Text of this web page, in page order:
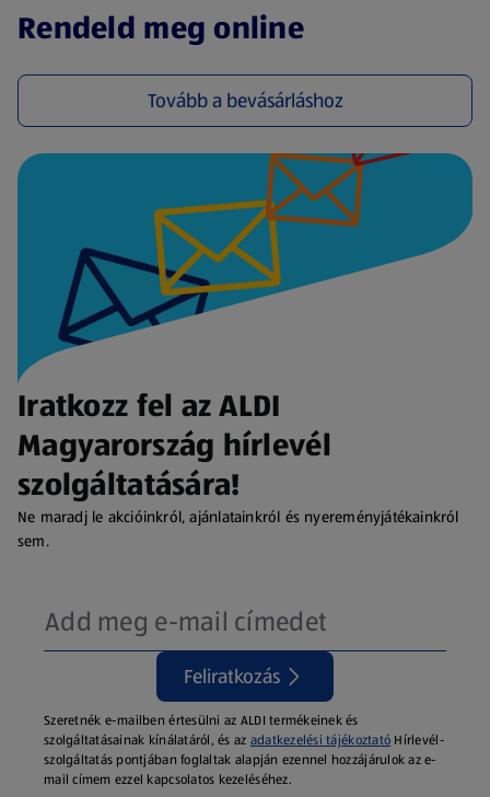
Rendeld meg online
Tovább a bevásárláshoz
(új oldalon nyílik meg)
Iratkozz fel az ALDI
Magyarország hírlevél
szolgáltatására!
Ne maradj le akcióinkról, ajánlatainkról és nyereményjátékainkról
sem.
Feliratkozás
Szeretnék e-mailben értesülni az ALDI termékeinek és
szolgáltatásainak kínálatáról, és az adatkezelési tájékoztató Hírlevél-
szolgáltatás pontjában foglaltak alapján ezennel hozzájárulok az e-
mail címem ezzel kapcsolatos kezeléséhez.